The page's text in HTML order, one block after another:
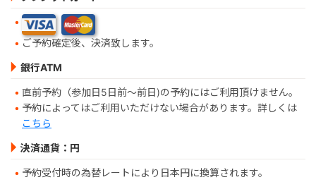
ご予約確定後、決済致します。
銀行ATM
直前予約（参加日5日前～前日)の予約にはご利用頂けません。
予約によってはご利用いただけない場合があります。詳しくは
こちら
決済通貨：円
予約受付時の為替レートにより日本円に換算されます。